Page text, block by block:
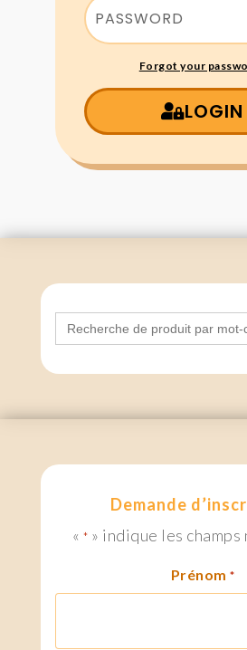
Forgot your
LOGIN
Search
for:
Demande
«* » indique les
Prénom *